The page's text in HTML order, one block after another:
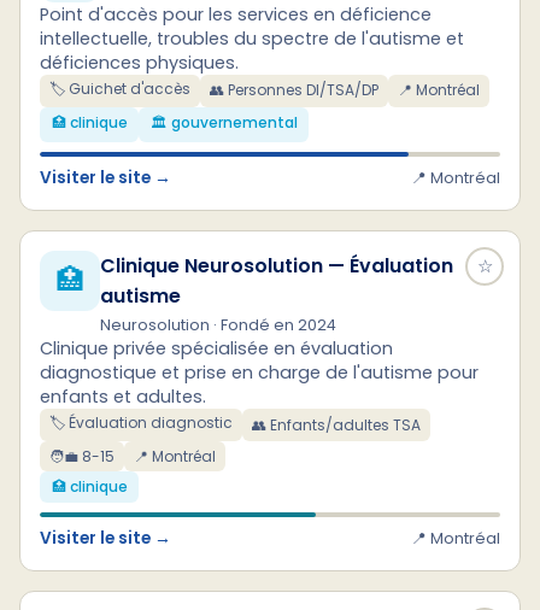
Point d'accès pour les services en déficience
intellectuelle, troubles du spectre de l'autisme et
déficiences physiques.
🏷️ Guichet d'accès 👥 Personnes DI/TSA/DP
📍 Montréal
🏥 clinique
🏛️ gouvernemental
Visiter le site → 📍 Montréal
☆
🏥
Clinique Neurosolution — Évaluation
autisme
Neurosolution · Fondé en 2024
Clinique privée spécialisée en évaluation
diagnostique et prise en charge de l'autisme pour
enfants et adultes.
🏷️ Évaluation diagnostic
👥 Enfants/adultes TSA
🧑‍💼 8-15
📍 Montréal
🏥 clinique
Visiter le site → 📍 Montréal